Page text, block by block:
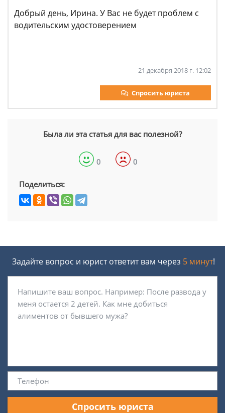
Добрый день, Ирина. У Вас не будет проблем с
водительским удостоверением
21 декабря 2018 г. 12:02
Спросить юриста
Была ли эта статья для вас полезной?
0 0
Поделиться:
Задайте вопрос и юрист ответит вам через 5 минут!
Спросить юриста